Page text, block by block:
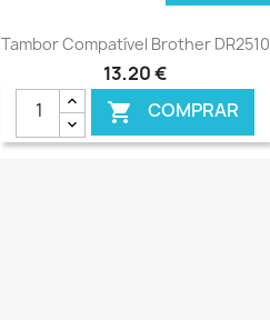
Ver+
Tambor Compatível Brother DR2510
13,20 €
 COMPRAR